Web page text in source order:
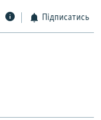
Підписатись